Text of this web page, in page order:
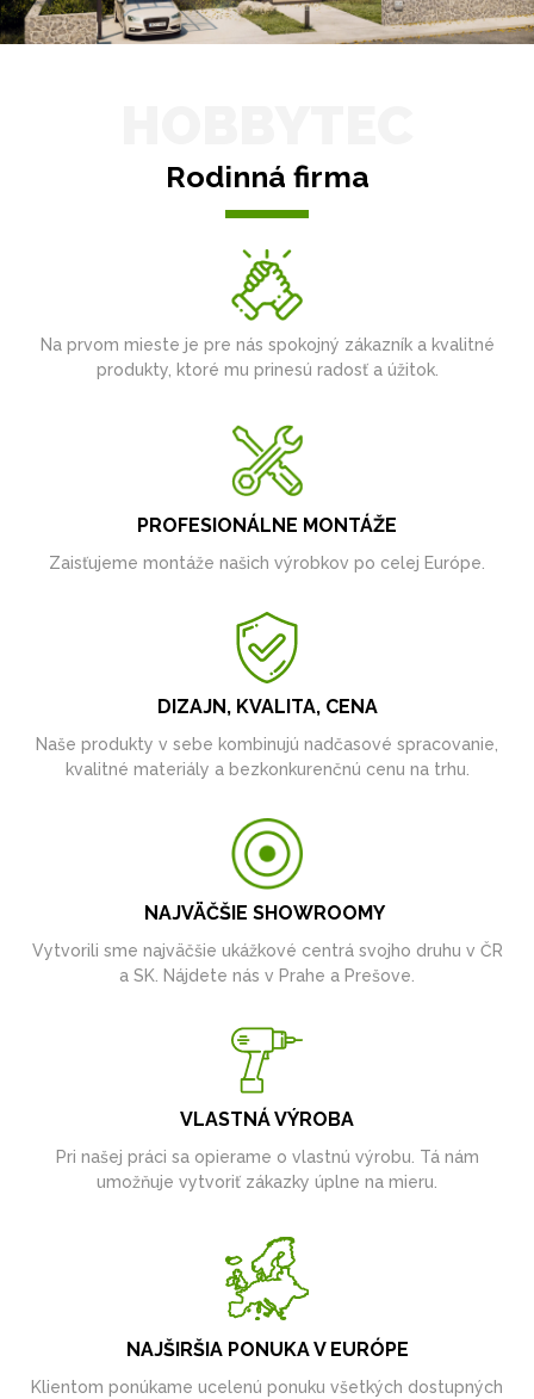
Rodinná firma
Na prvom mieste je pre nás spokojný zákazník a kvalitné
produkty, ktoré mu prinesú radosť a úžitok.
PROFESIONÁLNE MONTÁŽE
Zaisťujeme montáže našich výrobkov po celej Európe.
DIZAJN, KVALITA, CENA
Naše produkty v sebe kombinujú nadčasové spracovanie,
kvalitné materiály a bezkonkurenčnú cenu na trhu.
NAJVÄČŠIE SHOWROOMY
Vytvorili sme najväčšie ukážkové centrá svojho druhu v ČR
a SK. Nájdete nás v Prahe a Prešove.
VLASTNÁ VÝROBA
Pri našej práci sa opierame o vlastnú výrobu. Tá nám
umožňuje vytvoriť zákazky úplne na mieru.
NAJŠIRŠIA PONUKA V EURÓPE
Klientom ponúkame ucelenú ponuku všetkých dostupných